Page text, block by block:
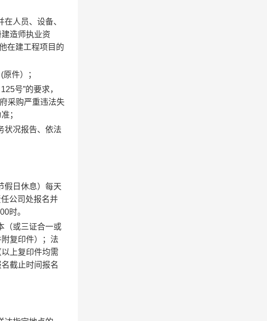
人员、设备、
造师执业资
在建工程项目的
件）；
号”的要求，
采购严重违法失
；
状况报告、依法
假日休息）每天
公司处报名并
时。
（或三证合一或
复印件）；法
上复印件均需
截止时间报名